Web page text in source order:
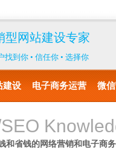
型网站建设专家
找到你 • 信任你 • 选择你
建设 电子商务运营 微
和省钱的网络营销和电子商务